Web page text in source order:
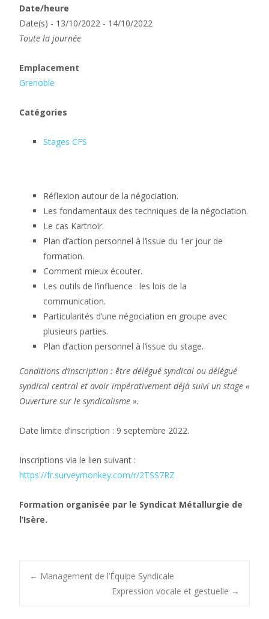
Date/heure
Date(s) - 13/10/2022 - 14/10/2022
Toute la journée
Emplacement
Grenoble
Catégories
Stages CFS
Réflexion autour de la négociation.
Les fondamentaux des techniques de la négociation.
Le cas Kartnoir.
Plan d’action personnel à l’issue du 1er jour de
formation.
Comment mieux écouter.
Les outils de l’influence : les lois de la
communication.
Particularités d’une négociation en groupe avec
plusieurs parties.
Plan d’action personnel à l’issue du stage.
Conditions d’inscription : être délégué syndical ou délégué
syndical central et avoir impérativement déjà suivi un stage «
Ouverture sur le syndicalisme ».
Date limite d’inscription : 9 septembre 2022.
Inscriptions via le lien suivant :
https://fr.surveymonkey.com/r/2TSS7RZ
Formation organisée par le Syndicat Métallurgie de
l’Isère.
Post
← Management de l’Équipe Syndicale
Expression vocale et gestuelle →